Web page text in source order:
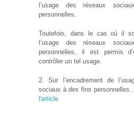
l’usage des réseaux
personnelles.
Toutefois, dans le cas où il
l’usage des réseaux
personnelles, il est permis
contrôler un tel usage.
2. Sur l’encadrement de
sociaux à des fins
l'article